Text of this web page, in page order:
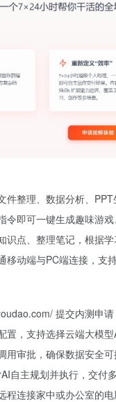
整理、数据分析、PPT
令即可一键生成趣味游戏
识点、整理笔记，根据
移动端与PC端连接，支
提交内测申请
置，支持选择云端大模
审批，确保数据安全可
自主规划并执行，交付多
程连接家中或办公室的电